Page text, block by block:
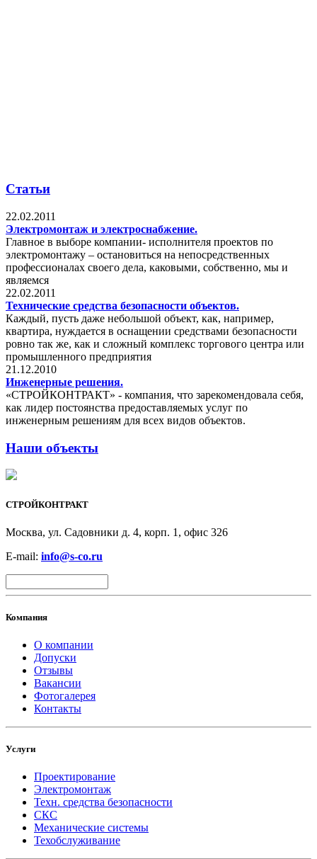
Статьи
22.02.2011
Электромонтаж и электроснабжение.
Главное в выборе компании- исполнителя проектов по
электромонтажу – остановиться на непосредственных
профессионалах своего дела, каковыми, собственно, мы и
являемся
22.02.2011
Технические средства безопасности объектов.
Каждый, пусть даже небольшой объект, как, например,
квартира, нуждается в оснащении средствами безопасности
ровно так же, как и сложный комплекс торгового центра или
промышленного предприятия
21.12.2010
Инженерные решения.
«СТРОЙКОНТРАКТ» - компания, что зарекомендовала себя,
как лидер постоянства предоставляемых услуг по
инженерным решениям для всех видов объектов.
Наши объекты
СТРОЙКОНТРАКТ
Москва, ул. Садовники д. 4, корп. 1, офис 326
E-mail: info@s-co.ru
Компания
О компании
Допуски
Отзывы
Вакансии
Фотогалерея
Контакты
Услуги
Проектирование
Электромонтаж
Техн. средства безопасности
СКС
Механические системы
Техобслуживание